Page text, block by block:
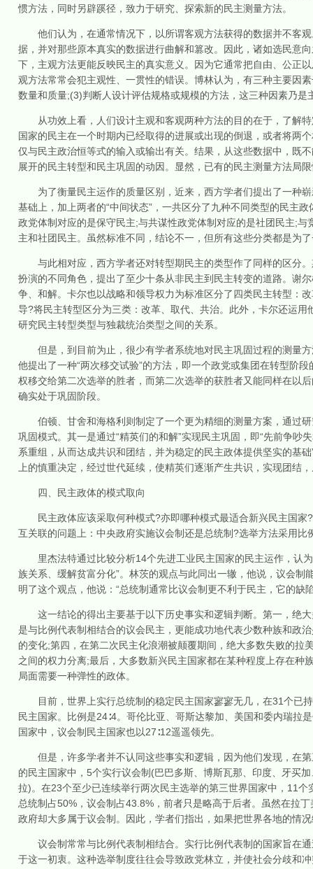
惯方法，同时另辟蹊径，致力于研究、探索新的民主测量方法。
他们认为，在通常情况下，以所谓客观方法获得的数据并不客观
据，并对那些原本真实的数据进行曲解和篡改。因此，诸如选民意
下，主观方法更能反映民主的真实意义。因为它通常把自由、公正
观方法常常会犯主观性、一贯性的错误。博林认为，有三种主要因
数量和质量;(3)判断人设计评估规格或规模的方法，这三种因素乃是
从功效上看，人们设计主观和客观两种方法的目的在于，了解特
国家的民主在一个时期内已经取得的进展或出现的倒退，或者将两
仅与民主政治恒等式的输入或输出有关。结果，从这些数据中，既
展开的民主转型和民主巩固的动因。显然，已有的民主测量方法局
为了衡量民主运作的质量区别，近来，西方学者们提出了一种
基础上，加上两者的“中间状态”，一共区分了九种不同类型的民主
政党体制对应的是保守民主;与共谋性政党体制对应的是社团民主;
主和社团民主。虽然标准不同，结论不一，但所有这些分类都是为
与此相对应，西方学者还对转型期民主的类型作了同样的区分。
扮演的不同角色，提出了至少十条从非民主到民主转变的道路。谢
争、和解。卡尔也以战略和领导权力为标准区分了四类民主转型：
导?将民主转型区分为三类：改革、取代、共治。此外，卡尔还运
研究民主转型类型与独裁统治类型之间的关系。
但是，到目前为止，很少有学者系统地对民主巩固过程的测量方
他提出了一种“两次移交试验”的方法，即一个政党或集团在转型阶
权移交给第二次选举的胜者，而第二次选举的获胜者又能同样在以
确实处于巩固阶段。
伯顿、甘舍和海格利则制定了一个更为精细的测量方案，通过研
巩固模式。其一是通过“精英们的和解”实现民主巩固，即“先前争
系重组，从而达成共识和团结，并为稳定的民主政体提供坚实的基
上的慎重决定，经过世代延续，使精英们逐渐产生共识，实现团结
四、民主政体的模式取向
民主政体应该采取何种模式?亦即哪种模式最适合新兴民主国家
互关联的问题上：中央政府实施议会制还是总统制?选举方法采用比
里杰法特通过比较分析14个先进工业民主国家的民主运作，认
族关系、缓解贫富分化”。林茨的观点与此同出一辙，他说，议会
明了这个观点，他说：“总统制通常比议会制更不利于民主，它的缺
这一结论的得出主要基于以下历史事实和逻辑判断。第一，绝大
是与比例代表制相结合的议会民主，更能成功地代表少数种族和政
的变化;第四，在第二次民主化浪潮被颠覆期间，绝大多数失败的
之间的权力分离;最后，大多数新兴民主国家都在某种程度上存在
局面需要一种弹性的政体。
目前，世界上实行总统制的稳定民主国家寥寥无几，在31个已
民主国家。比例是24∶4。哥伦比亚、哥斯达黎加、美国和委内瑞拉
国家中，议会制民主国家也以27∶12遥遥领先。
但是，许多学者并不认同这些事实和逻辑，因为他们发现，在第
的民主国家中，5个实行议会制(巴巴多斯、博斯瓦那、印度、牙买
拉)。在23个至少已连续举行两次民主选举的第三世界国家中，11
总统制占50%，议会制占43.8%，前者只是略高于后者。虽然在拉
政府却大多属于议会制。因此，学者们指出，如果把世界各地的情
议会制常常与比例代表制相结合。实行比例代表制的国家旨在通
于这一初衷。这种选举制度往往会导致政党林立，并使社会分歧和